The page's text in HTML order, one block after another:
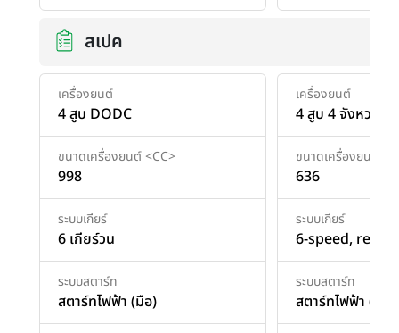
สเปค
เครื่องยนต์
4 สูบ DODC
ขนาดเครื่องยนต์ <CC>
998
ระบบเกียร์
6 เกียร์วน
ระบบสตาร์ท
สตาร์ทไฟฟ้า (มือ)
เครื่องยนต์
4 สูบ 4 จังหวะ
ขนาดเครื่องยนต์
636
ระบบเกียร์
6-speed, return
ระบบสตาร์ท
สตาร์ทไฟฟ้า (มือ)